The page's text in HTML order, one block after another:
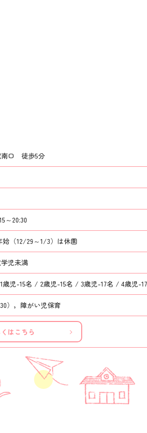
南口 徒歩5分
～20:30
（12/29～1/3）は休園
児未満
児-15名 / 2歳児-15名 / 3歳児-17名 / 4歳児-
），障がい児保育
はこちら